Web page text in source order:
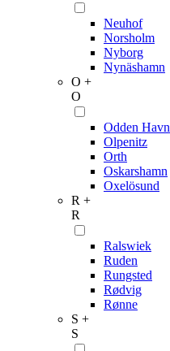
Neuhof
Norsholm
Nyborg
Nynäshamn
O +
O
Odden Havn
Olpenitz
Orth
Oskarshamn
Oxelösund
R +
R
Ralswiek
Ruden
Rungsted
Rødvig
Rønne
S +
S